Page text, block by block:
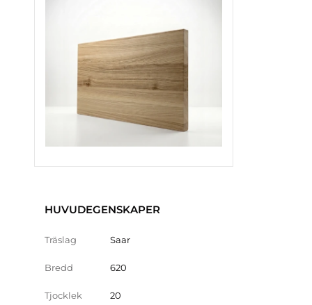
HUVUDEGENSKAPER
Träslag Saar
Bredd 620
Tjocklek 20